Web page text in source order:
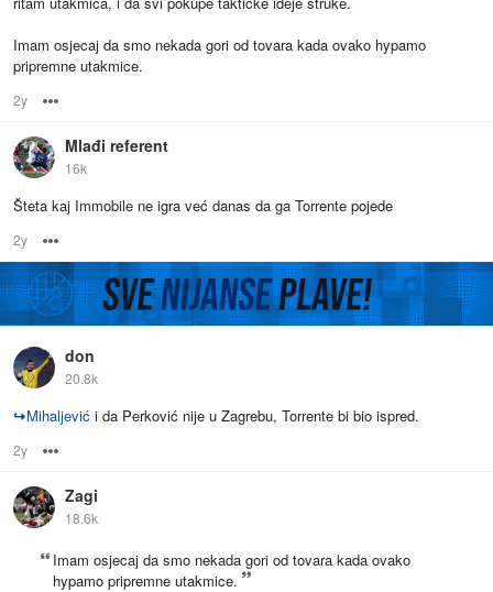
Imam osjecaj da smo nekada gori od tovara kada ovako hypamo
pripremne utakmice.
2y
Mlađi referent
16k
Šteta kaj Immobile ne igra već danas da ga Torrente pojede
2y
don
20.8k
↪Mihaljević i da Perković nije u Zagrebu, Torrente bi bio ispred.
2y
Zagi
18.6k
Imam osjecaj da smo nekada gori od tovara kada ovako
hypamo pripremne utakmice.